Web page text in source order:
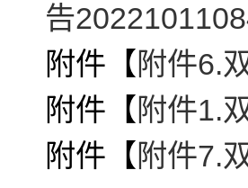
告
附件【 附件6.
附件【 附件1.
附件【 附件7.